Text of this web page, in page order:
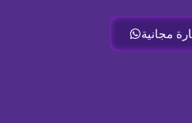
مجانية